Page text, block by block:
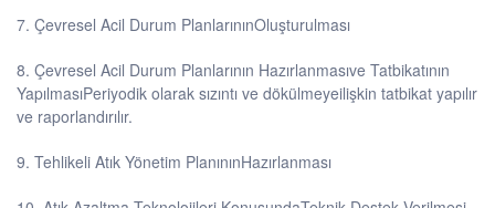
7. Çevresel Acil Durum PlanlarınınOluşturulması
8. Çevresel Acil Durum Planlarının Hazırlanmasıve Tatbikatının
YapılmasıPeriyodik olarak sızıntı ve dökülmeyeilişkin tatbikat yapılır
ve raporlandırılır.
9. Tehlikeli Atık Yönetim PlanınınHazırlanması